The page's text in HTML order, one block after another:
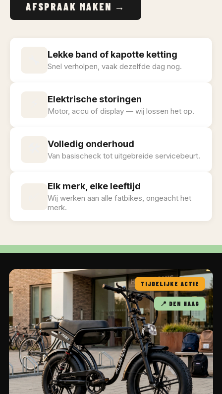
AFSPRAAK MAKEN →
Lekke band of kapotte ketting
Snel verholpen, vaak dezelfde dag nog.
Elektrische storingen
Motor, accu of display — wij lossen het op.
Volledig onderhoud
Van basischeck tot uitgebreide servicebeurt.
Elk merk, elke leeftijd
Wij werken aan alle fatbikes, ongeacht het
merk.
TIJDELIJKE ACTIE
📍 DEN HAAG